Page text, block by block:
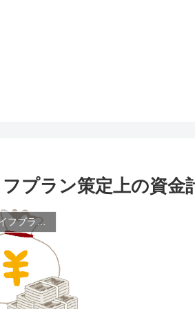
プラン策定上の資金
Ａ ライフプランニングと資金計画